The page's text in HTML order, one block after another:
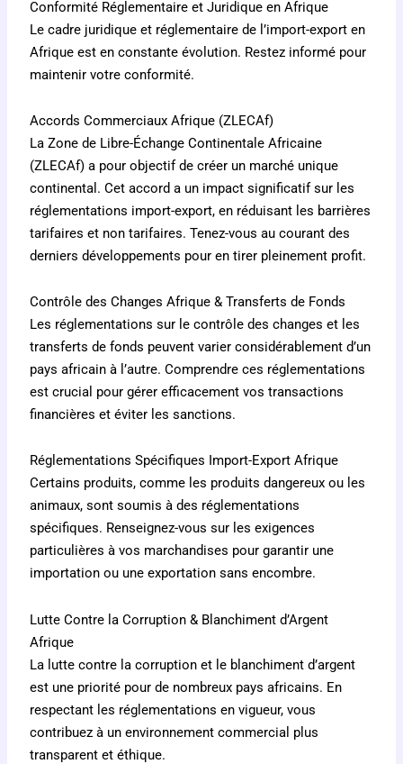
Conformité Réglementaire et Juridique en Afrique
Le cadre juridique et réglementaire de l’import-export en
Afrique est en constante évolution. Restez informé pour
maintenir votre conformité.
Accords Commerciaux Afrique (ZLECAf)
La Zone de Libre-Échange Continentale Africaine
(ZLECAf) a pour objectif de créer un marché unique
continental. Cet accord a un impact significatif sur les
réglementations import-export, en réduisant les barrières
tarifaires et non tarifaires. Tenez-vous au courant des
derniers développements pour en tirer pleinement profit.
Contrôle des Changes Afrique & Transferts de Fonds
Les réglementations sur le contrôle des changes et les
transferts de fonds peuvent varier considérablement d’un
pays africain à l’autre. Comprendre ces réglementations
est crucial pour gérer efficacement vos transactions
financières et éviter les sanctions.
Réglementations Spécifiques Import-Export Afrique
Certains produits, comme les produits dangereux ou les
animaux, sont soumis à des réglementations
spécifiques. Renseignez-vous sur les exigences
particulières à vos marchandises pour garantir une
importation ou une exportation sans encombre.
Lutte Contre la Corruption & Blanchiment d’Argent
Afrique
La lutte contre la corruption et le blanchiment d’argent
est une priorité pour de nombreux pays africains. En
respectant les réglementations en vigueur, vous
contribuez à un environnement commercial plus
transparent et éthique.